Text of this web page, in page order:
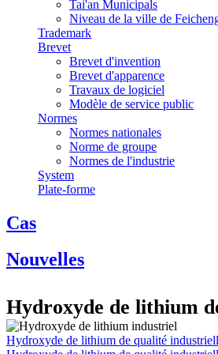
Tai'an Municipals
Niveau de la ville de
Trademark
Brevet
Brevet d'invention
Brevet d'apparence
Travaux de logiciel
Modèle de service public
Normes
Normes nationales
Norme de groupe
Normes de l'industrie
System
Plate-forme
Cas
Nouvelles
Hydroxyde de lithium
Hydroxyde de lithium de qualité